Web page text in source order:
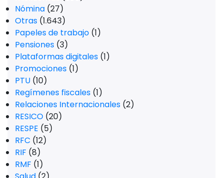
Nómina (27)
Otras (1.643)
Papeles de trabajo (1)
Pensiones (3)
Plataformas digitales (1)
Promociones (1)
PTU (10)
Regímenes fiscales (1)
Relaciones Internacionales (2)
RESICO (20)
RESPE (5)
RFC (12)
RIF (8)
RMF (1)